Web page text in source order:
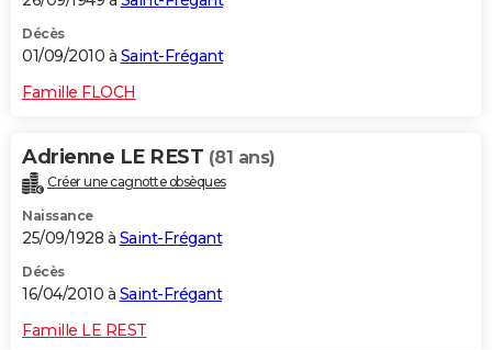
Décès
01/09/2010 à Saint-Frégant
Famille FLOCH
Adrienne LE REST (81 ans)
Créer une cagnotte obsèques
Naissance
25/09/1928 à Saint-Frégant
Décès
16/04/2010 à Saint-Frégant
Famille LE REST